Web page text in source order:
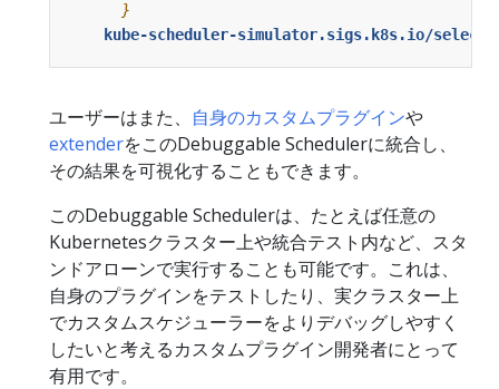
      }
kube-scheduler-simulator.sigs.k8s.io/
ユーザーはまた、 自身のカスタムプラグインや
extenderをこのDebuggable Schedulerに統合し、
その結果を可視化することもできます。
このDebuggable Schedulerは、たとえば任意の
Kubernetesクラスター上や統合テスト内など、スタ
ンドアローンで実行することも可能です。これは、
自身のプラグインをテストしたり、実クラスター上
でカスタムスケジューラーをよりデバッグしやすく
したいと考えるカスタムプラグイン開発者にとって
有用です。